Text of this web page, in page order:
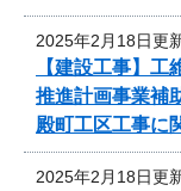
2025年2月18日更
【建設工事】
推進計画事業補
殿町工区工事に
2025年2月18日更